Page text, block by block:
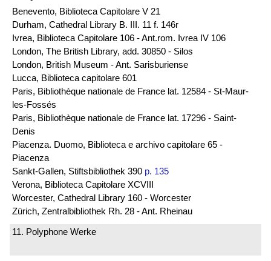
Benevento, Biblioteca Capitolare V 21
Durham, Cathedral Library B. III. 11 f. 146r
Ivrea, Biblioteca Capitolare 106 - Ant.rom. Ivrea IV 106
London, The British Library, add. 30850 - Silos
London, British Museum - Ant. Sarisburiense
Lucca, Biblioteca capitolare 601
Paris, Bibliothèque nationale de France lat. 12584 - St-Maur-
les-Fossés
Paris, Bibliothèque nationale de France lat. 17296 - Saint-
Denis
Piacenza. Duomo, Biblioteca e archivo capitolare 65 -
Piacenza
Sankt-Gallen, Stiftsbibliothek 390 p. 135
Verona, Biblioteca Capitolare XCVIII
Worcester, Cathedral Library 160 - Worcester
Zürich, Zentralbibliothek Rh. 28 - Ant. Rheinau
11. Polyphone Werke